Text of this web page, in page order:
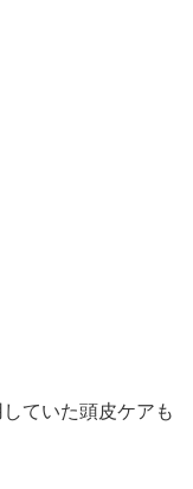
ていた頭皮ケアも